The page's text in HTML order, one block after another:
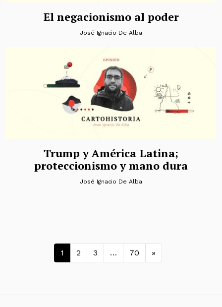
El negacionismo al poder
José Ignacio De Alba
Trump y América Latina;
proteccionismo y mano dura
José Ignacio De Alba
Navegación de entradas
1 2 3 … 70 »